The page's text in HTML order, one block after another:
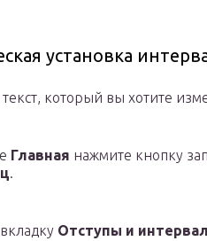
установка
который вы хотите
Главная нажмите кнопку
.
Отступы и